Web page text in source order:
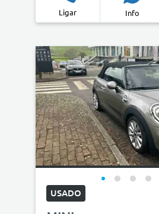
Ligar Info
USADO